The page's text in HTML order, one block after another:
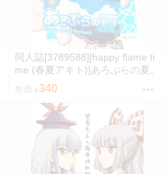
同人誌[3789588][happy flame ti
me (春夏アキト)]あろぷらの夏。
(蔚藍檔案)
340